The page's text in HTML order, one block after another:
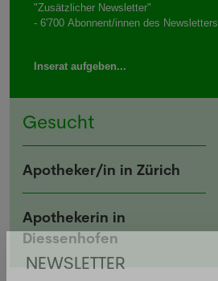
"Zusätzlicher Newsletter"
- 6'700 Abonnent/innen des Newsletters
Inserat aufgeben...
Gesucht
Apotheker/in in Zürich
Apothekerin in
Diessenhofen